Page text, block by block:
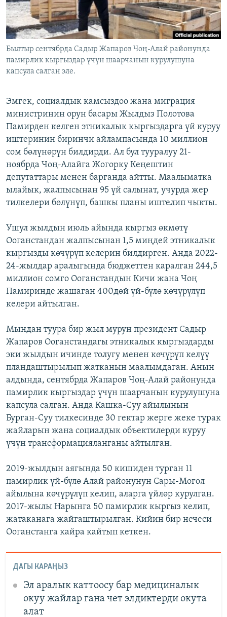
ЭЕ/АРнун бардык сайттары
Былтыр сентябрда Садыр Жапаров Чоң-Алай районунда
памирлик кыргыздар үчүн шаарчанын курулушуна
капсула салган эле.
Эмгек, социалдык камсыздоо жана миграция
министринин орун басары Жылдыз Полотова
Памирден келген этникалык кыргыздарга үй куруу
иштеринин биринчи айлампасында 10 миллион
сом бөлүнөрүн билдирди. Ал бул тууралуу 21-
ноябрда Чоң-Алайга Жогорку Кеңештин
депутаттары менен барганда айтты. Маалыматка
ылайык, жалпысынан 95 үй салынат, учурда жер
тилкелери бөлүнүп, башкы планы иштелип чыкты.
Ушул жылдын июль айында кыргыз өкмөтү
Ооганстандан жалпысынан 1,5 миңдей этникалык
кыргызды көчүрүп келерин билдирген. Анда 2022-
24-жылдар аралыгында бюджеттен каралган 244,5
миллион сомго Ооганстандын Кичи жана Чоң
Памиринде жашаган 400дөй үй-бүлө көчүрүлүп
келери айтылган.
Мындан туура бир жыл мурун президент Садыр
Жапаров Ооганстандагы этникалык кыргыздарды
эки жылдын ичинде толугу менен көчүрүп келүү
пландаштырылып жатканын маалымдаган. Анын
алдында, сентябрда Жапаров Чоң-Алай районунда
памирлик кыргыздар үчүн шаарчанын курулушуна
капсула салган. Анда Кашка-Суу айылынын
Бурган-Суу тилкесинде 30 гектар жерге жеке турак
жайларын жана социалдык объектилерди куруу
үчүн трансформацияланганы айтылган.
2019-жылдын аягында 50 кишиден турган 11
памирлик үй-бүлө Алай районунун Сары-Могол
айылына көчүрүлүп келип, аларга үйлөр курулган.
2017-жылы Нарынга 50 памирлик кыргыз келип,
жатаканага жайгаштырылган. Кийин бир нечеси
Ооганстанга кайра кайтып кеткен.
ДАГЫ КАРАҢЫЗ
Эл аралык каттоосу бар медициналык
окуу жайлар гана чет элдиктерди окута
алат